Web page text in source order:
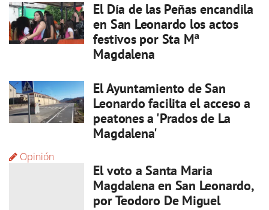
El Día de las Peñas encandila
en San Leonardo los actos
festivos por Sta Mª
Magdalena
El Ayuntamiento de San
Leonardo facilita el acceso a
peatones a 'Prados de La
Magdalena'
Opinión
El voto a Santa Maria
Magdalena en San Leonardo,
por Teodoro De Miguel